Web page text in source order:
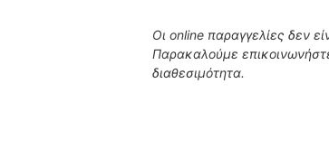
Οι online παραγγελίες δεν
Παρακαλούμε
διαθεσιμότητα.